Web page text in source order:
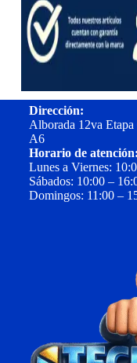
Dirección:
Alborada 12va
A6
Horario de atención:
Lunes a Viernes:
Sábados: 10:00 –
Domingos: 11:00 –